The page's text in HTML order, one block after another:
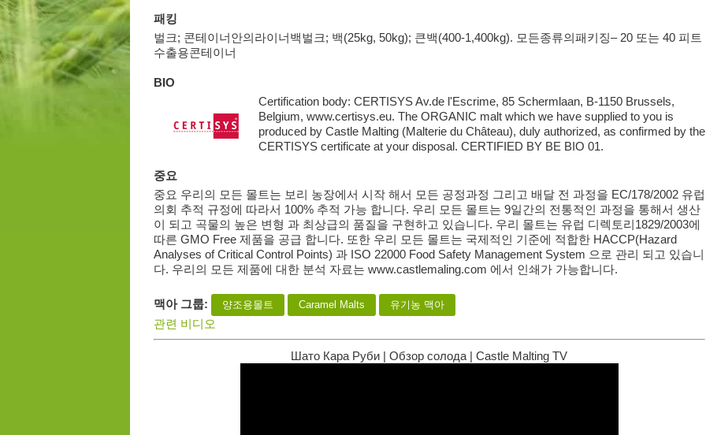
패킹
벌크; 콘테이너안의라이너백벌크; 백(25kg, 50kg); 큰백(400-1,400kg). 모든종류의패키징– 20 또는 40 피트
수출용콘테이너
BIO
Certification body: CERTISYS Av.de l'Escrime, 85 Schermlaan, B-1150 Brussels,
Belgium, www.certisys.eu. The ORGANIC malt which we have supplied to you is
produced by Castle Malting (Malterie du Château), duly authorized, as confirmed by the
CERTISYS certificate at your disposal. CERTIFIED BY BE BIO 01.
중요
중요 우리의 모든 몰트는 보리 농장에서 시작 해서 모든 공정과정 그리고 배달 전 과정을 EC/178/2002 유럽
의회 추적 규정에 따라서 100% 추적 가능 합니다. 우리 모든 몰트는 9일간의 전통적인 과정을 통해서 생산
이 되고 곡물의 높은 변형 과 최상급의 품질을 구현하고 있습니다. 우리 몰트는 유럽 디렉토리1829/2003에
따른 GMO Free 제품을 공급 합니다. 또한 우리 모든 몰트는 국제적인 기준에 적합한 HACCP(Hazard
Analyses of Critical Control Points) 과 ISO 22000 Food Safety Management System 으로 관리 되고 있습니
다. 우리의 모든 제품에 대한 분석 자료는 www.castlemaling.com 에서 인쇄가 가능합니다.
맥아 그룹: 양조용몰트 Caramel Malts 유기농 맥아
관련 비디오
Шато Кара Руби | Обзор солода | Castle Malting TV